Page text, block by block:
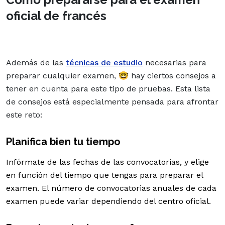
oficial de francés
Además de las técnicas de estudio necesarias para
preparar cualquier examen, 🤓 hay ciertos consejos a
tener en cuenta para este tipo de pruebas. Esta lista
de consejos está especialmente pensada para afrontar
este reto:
Planifica bien tu tiempo
Infórmate de las fechas de las convocatorias, y elige
en función del tiempo que tengas para preparar el
examen. El número de convocatorias anuales de cada
examen puede variar dependiendo del centro oficial.